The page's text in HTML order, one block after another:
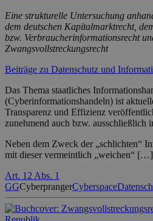
Eine strukturelle Untersuchung
dem deutschen Kapitalmarktrecht,
bzw. Verbraucherinformationsrecht
Zwangsvollstreckungsrecht
Beiträge zu Datenschutz und
Das Thema staatliches
(Cyberinformationshandeln) ist
Transparenz und Effizienz
zunehmend auch bzw. ausschließlich
Neben dem Zweck der „schlichten“
mit dieser vermeintlich „weichen“ […]
Art. 12 Abs. 1
GGCyberprangerCyberspace